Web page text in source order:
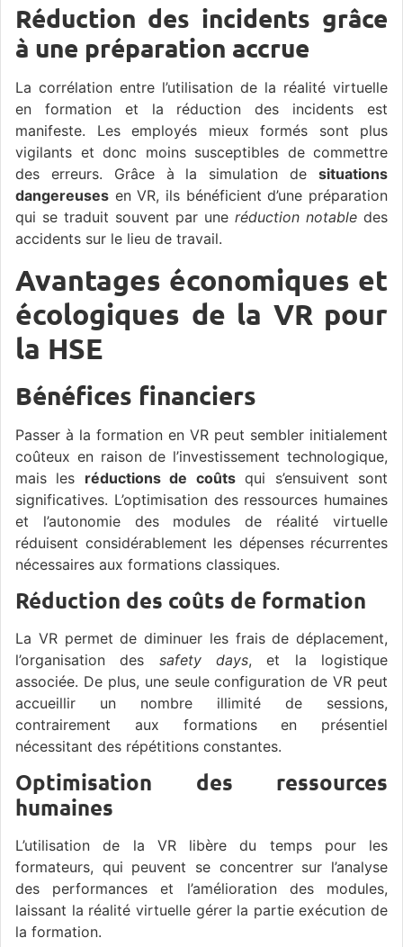
Réduction des incidents grâce
à une préparation accrue
La corrélation entre l’utilisation de la réalité virtuelle
en formation et la réduction des incidents est
manifeste. Les employés mieux formés sont plus
vigilants et donc moins susceptibles de commettre
des erreurs. Grâce à la simulation de situations
dangereuses en VR, ils bénéficient d’une préparation
qui se traduit souvent par une réduction notable des
accidents sur le lieu de travail.
Avantages économiques et
écologiques de la VR pour
la HSE
Bénéfices financiers
Passer à la formation en VR peut sembler initialement
coûteux en raison de l’investissement technologique,
mais les réductions de coûtsqui s’ensuivent sont
significatives. L’optimisation des ressources humaines
et l’autonomie des modules de réalité virtuelle
réduisent considérablement les dépenses récurrentes
nécessaires aux formations classiques.
Réduction des coûts de formation
La VR permet de diminuer les frais de déplacement,
l’organisation des safety days, et la logistique
associée. De plus, une seule configuration de VR peut
accueillir un nombre illimité de sessions,
contrairement aux formations en présentiel
nécessitant des répétitions constantes.
Optimisation des ressources
humaines
L’utilisation de la VR libère du temps pour les
formateurs, qui peuvent se concentrer sur l’analyse
des performances et l’amélioration des modules,
laissant la réalité virtuelle gérer la partie exécution de
la formation.